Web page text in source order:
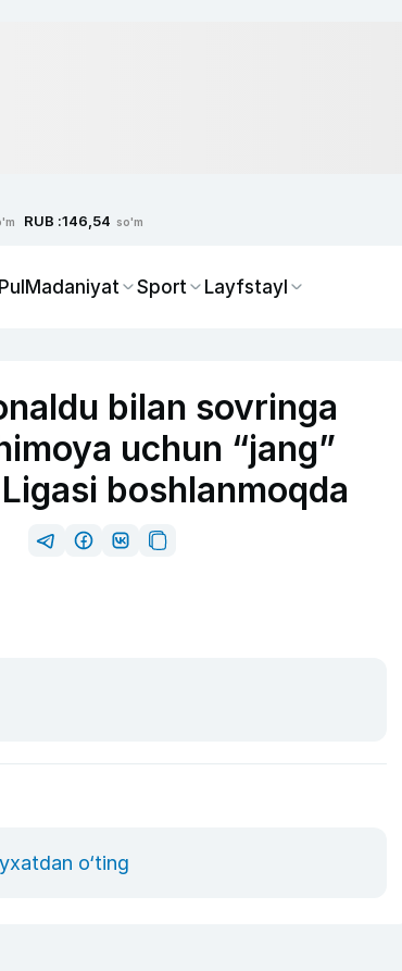
RUB :146,54 so'm
PulMadaniyat Sport Layfstayl
bilan sovringa
uchun “jang”
boshlanmoqda
o‘ting